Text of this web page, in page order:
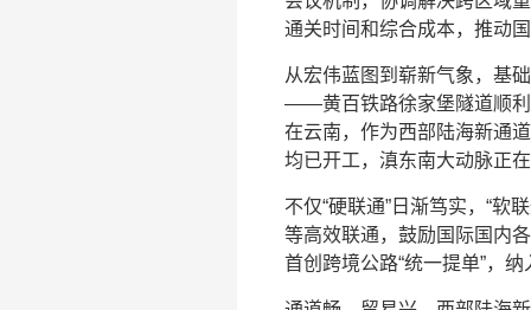
通关时间和综合成本，推动
从宏伟蓝图到崭新气象，基
——黄百铁路徐家堡隧道顺利
在云南，作为西部陆海新通
均已开工，滇东南大动脉正
不仅“硬联通”日渐笃实，“软
等高效联通，鼓励国际国内
首创跨境公路“统一提单”，